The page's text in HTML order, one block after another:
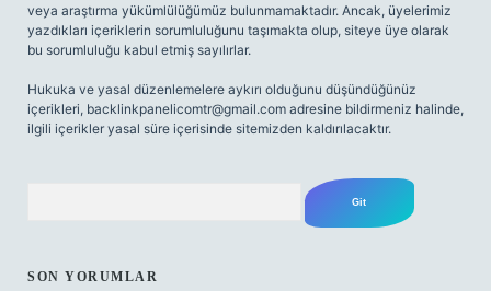
veya araştırma yükümlülüğümüz bulunmamaktadır. Ancak, üyelerimiz
yazdıkları içeriklerin sorumluluğunu taşımakta olup, siteye üye olarak
bu sorumluluğu kabul etmiş sayılırlar.
Hukuka ve yasal düzenlemelere aykırı olduğunu düşündüğünüz
içerikleri, backlinkpanelicomtr@gmail.com adresine bildirmeniz halinde,
ilgili içerikler yasal süre içerisinde sitemizden kaldırılacaktır.
SON YORUMLAR